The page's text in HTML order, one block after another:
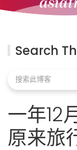
Search
一年12
原来旅